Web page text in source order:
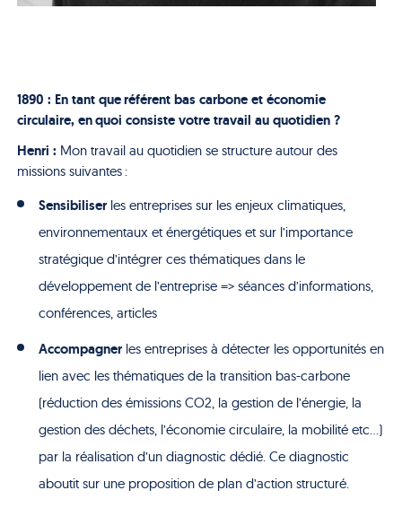
1890 : En tant queréférent bas carbone et économie
circulaire, enquoi consiste votre travail au quotidien ?
Henri : Mon travail au quotidien se structure autour des
missions suivantes :
Sensibiliserles entreprises sur les enjeux climatiques,
environnementaux et énergétiques et sur l’importance
stratégique d’intégrer ces thématiques dans le
développement de l’entreprise => séancesd’informations,
conférences, articles
Accompagnerles entreprises à détecter les opportunités en
lien avec les thématiques de la transition bas-carbone
(réduction des émissions CO2, la gestion de l’énergie, la
gestion des déchets, l’économie circulaire, la mobilité etc…)
par la réalisation d’un diagnostic dédié. Ce diagnostic
aboutit sur une proposition de plan d’action structuré.